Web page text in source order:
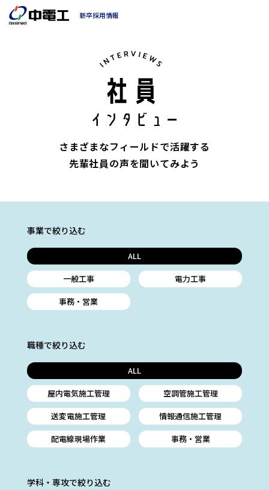
新卒採用情報
さまざまなフィールドで活躍する
先輩社員の声を聞いてみよう
事業で絞り込む
ALL
一般工事
電力工事
事務・営業
職種で絞り込む
ALL
屋内電気施工管理
空調管施工管理
送変電施工管理
情報通信施工管理
配電線現場作業
事務・営業
学科・専攻で絞り込む